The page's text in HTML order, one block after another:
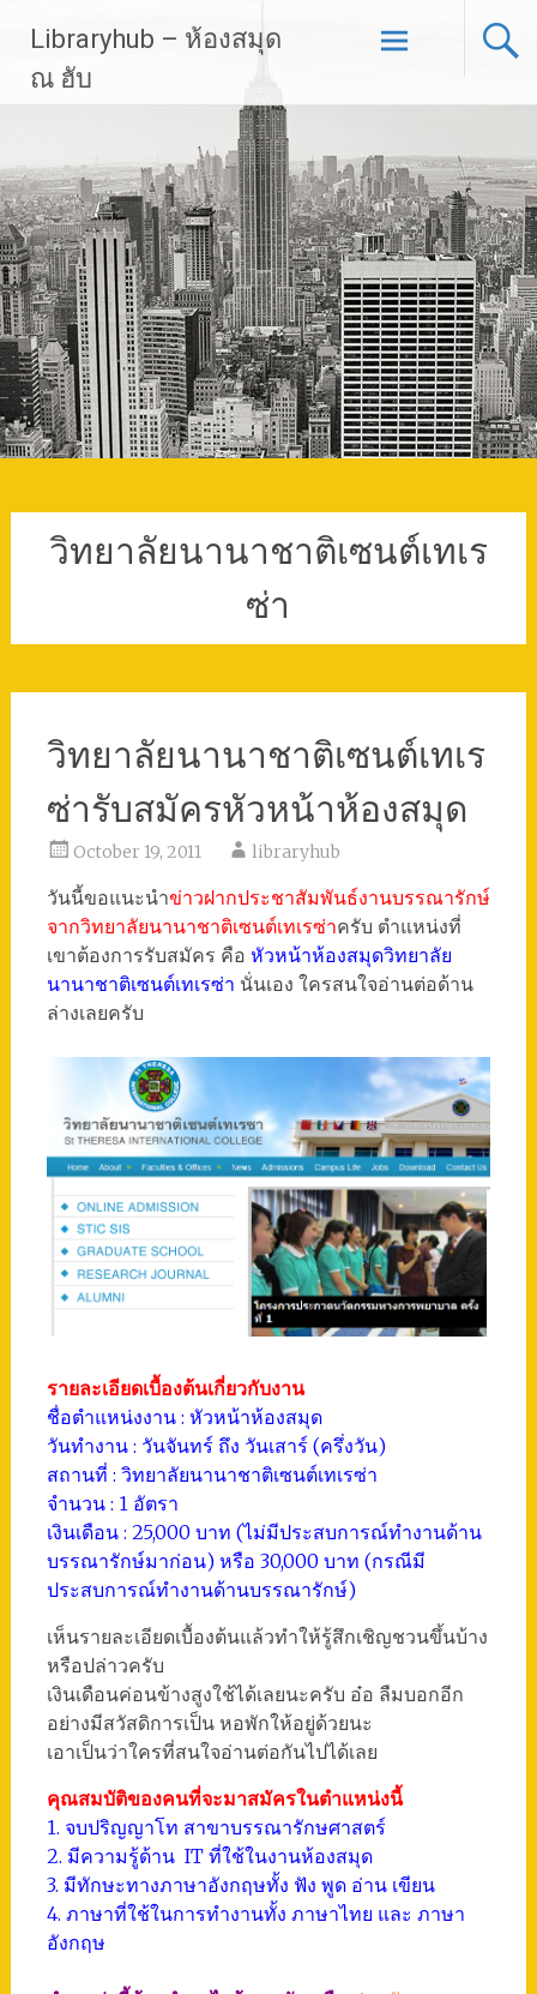
content
Libraryhub – ห้องสมุด
ณ ฮับ
วิทยาลัยนานาชาติเซนต์เทเร
ซ่า
วิทยาลัยนานาชาติเซนต์เทเร
ซ่ารับสมัครหัวหน้าห้องสมุด
October 19, 2011 libraryhub
วันนี้ขอแนะนำข่าวฝากประชาสัมพันธ์งานบรรณารักษ์
จากวิทยาลัยนานาชาติเซนต์เทเรซ่าครับ ตำแหน่งที่
เขาต้องการรับสมัคร คือ หัวหน้าห้องสมุดวิทยาลัย
นานาชาติเซนต์เทเรซ่า นั่นเอง ใครสนใจอ่านต่อด้าน
ล่างเลยครับ
รายละเอียดเบื้องต้นเกี่ยวกับงาน
ชื่อตำแหน่งงาน : หัวหน้าห้องสมุด
วันทำงาน : วันจันทร์ ถึง วันเสาร์ (ครึ่งวัน)
สถานที่ : วิทยาลัยนานาชาติเซนต์เทเรซ่า
จำนวน : 1 อัตรา
เงินเดือน : 25,000 บาท (ไม่มีประสบการณ์ทำงานด้าน
บรรณารักษ์มาก่อน) หรือ 30,000 บาท (กรณีมี
ประสบการณ์ทำงานด้านบรรณารักษ์)
เห็นรายละเอียดเบื้องต้นแล้วทำให้รู้สึกเชิญชวนขึ้นบ้าง
หรือปล่าวครับ
เงินเดือนค่อนข้างสูงใช้ได้เลยนะครับ อ๋อ ลืมบอกอีก
อย่างมีสวัสดิการเป็น หอพักให้อยู่ด้วยนะ
เอาเป็นว่าใครที่สนใจอ่านต่อกันไปได้เลย
คุณสมบัติของคนที่จะมาสมัครในตำแหน่งนี้
1. จบปริญญาโท สาขาบรรณารักษศาสตร์
2. มีความรู้ด้าน IT ที่ใช้ในงานห้องสมุด
3. มีทักษะทางภาษาอังกฤษทั้ง ฟัง พูด อ่าน เขียน
4. ภาษาที่ใช้ในการทำงานทั้ง ภาษาไทย และ ภาษา
อังกฤษ